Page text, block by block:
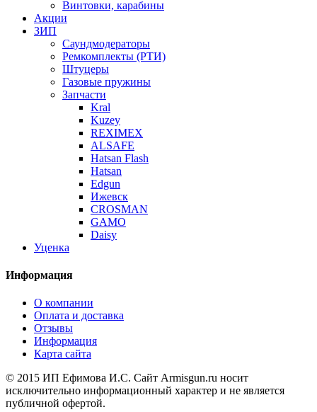
Винтовки, карабины
Акции
ЗИП
Саундмодераторы
Ремкомплекты (РТИ)
Штуцеры
Газовые пружины
Запчасти
Kral
Kuzey
REXIMEX
ALSAFE
Hatsan Flash
Hatsan
Edgun
Ижевск
CROSMAN
GAMO
Daisy
Уценка
Информация
О компании
Оплата и доставка
Отзывы
Информация
Карта сайта
© 2015 ИП Ефимова И.С. Сайт Armisgun.ru носит
исключительно информационный характер и не является
публичной офертой.